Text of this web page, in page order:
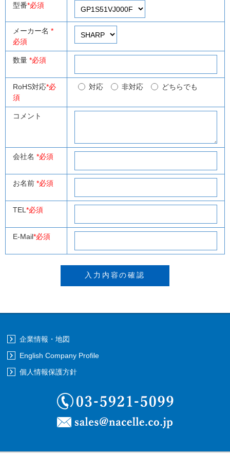
型番*必須
メーカー名 *
必須
数量 *必須
RoHS対応*必
須
対応 非対応 どちらでも
コメント
会社名 *必須
お名前 *必須
TEL *必須
E-Mail*必須
企業情報・地図
English Company Profile
個人情報保護方針